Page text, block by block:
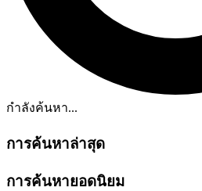
กำลังค้นหา...
การค้นหาล่าสุด
การค้นหายอดนิยม